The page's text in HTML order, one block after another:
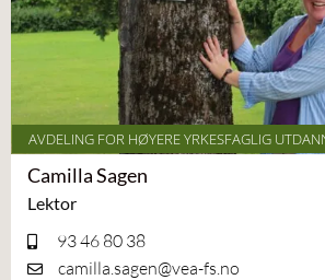
AVDELING FOR HØYERE YRKESFAGLIG
Camilla Sagen
Lektor
93 46 80 38
camilla.sagen@vea-fs.no